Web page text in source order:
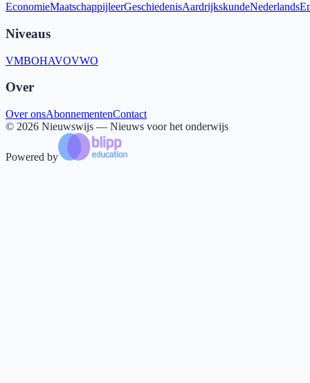
EconomieMaatschappijleerGeschiedenisAardrijkskundeNederlands
Niveaus
VMBOHAVOVWO
Over
Over onsAbonnementenContact
© 2026 Nieuwswijs — Nieuws voor het onderwijs
Powered by